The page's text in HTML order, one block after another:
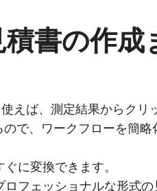
書の作成
えば、測定結果からクリ
で、ワークフローを簡略
に変換できます。
ロフェッショナルな形式